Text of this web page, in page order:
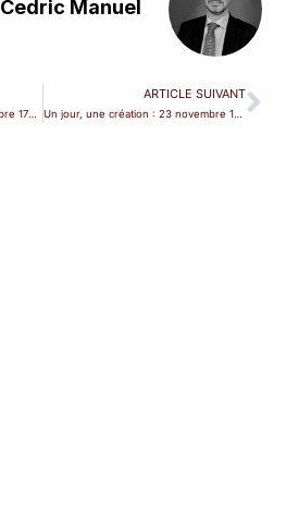
Cedric Manuel
ARTICLE SUIVANT
Un jour, une création : 23 novembre 1867, Robinson Offenbach aborde l’île Favart